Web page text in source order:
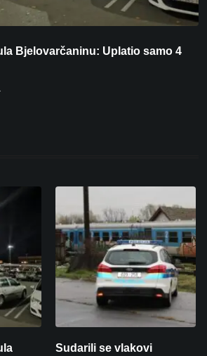
Bjelovarčaninu: Uplatio samo 4
Sudarili se vlakovi